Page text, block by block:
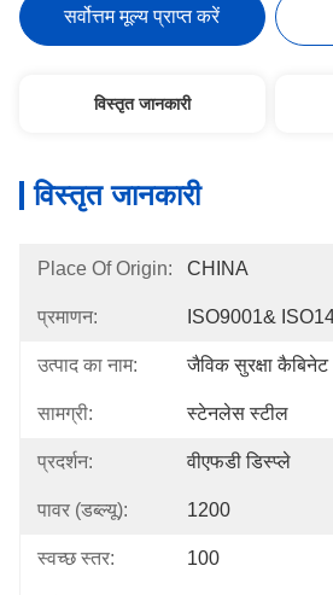
सर्वोत्तम मूल्य प्राप्त करें
विस्तृत जानकारी
विस्तृत जानकारी
Place Of Origin: CHINA
प्रमाणन: ISO9001&
उत्पाद का नाम: जैविक सुरक्षा कैबिनेट
सामग्री: स्टेनलेस स्टील
प्रदर्शन: वीएफडी डिस्प्ले
पावर (डब्ल्यू): 1200
स्वच्छ स्तर: 100